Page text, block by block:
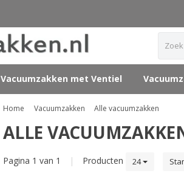
Vacuumzakken met Ventiel
Home Vacuumzakken Alle vacuumzakken
ALLE
Pagina 1 van 1 | Producten 24